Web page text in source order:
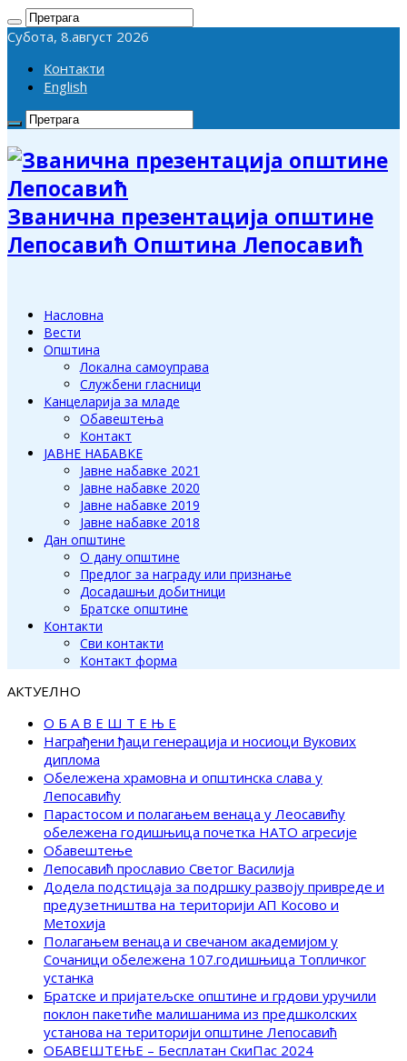
Субота, 8.август 2026
Контакти
English
Званична презентација општине
Лепосавић Општина Лепосавић
Насловна
Вести
Општина
Локална самоуправа
Службени гласници
Канцеларија за младе
Обавештења
Контакт
ЈАВНЕ НАБАВКЕ
Јавне набавке 2021
Јавне набавке 2020
Јавне набавке 2019
Јавне набавке 2018
Дан општине
О дану општине
Предлог за награду или признање
Досадашњи добитници
Братске општине
Контакти
Сви контакти
Контакт форма
АКТУЕЛНО
О Б А В Е Ш Т Е Њ Е
Награђени ђаци генерација и носиоци Вукових
диплома
Обележена храмовна и општинска слава у
Лепосавићу
Парастосом и полагањем венаца у Леосавићу
обележена годишњица почетка НАТО агресије
Обавештење
Лепосавић прославио Светог Василија
Додела подстицаја за подршку развоју привреде и
предузетништва на територији АП Косово и
Метохија
Полагањем венаца и свечаном академијом у
Сочаници обележена 107.годишњица Топличког
устанка
Братске и пријатељске општине и грдови уручили
поклон пакетиће малишанима из предшколских
установа на територији општине Лепосавић
ОБАВЕШТЕЊЕ – Бесплатан СкиПас 2024